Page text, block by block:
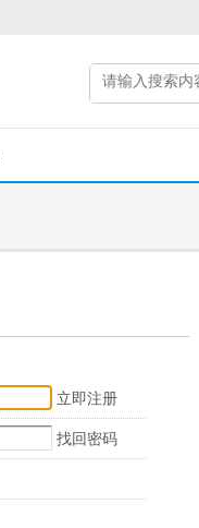
立即注册
找回密码